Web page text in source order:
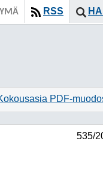
RSS
PDF-
535/